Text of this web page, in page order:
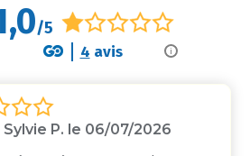
i
/5
4 avis
P. le 06/07/2026